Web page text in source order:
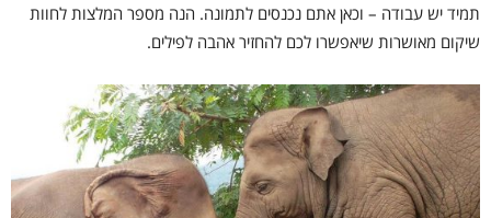
תמיד יש עבודה – וכאן אתם נכנסים לתמונה. הנה מספר המלצות לחוות
שיקום מאושרות שיאפשרו לכם להחזיר אהבה לפילים.